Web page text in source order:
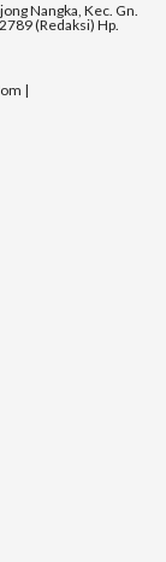
Nangka, Kec. Gn.
(Redaksi) Hp.
|